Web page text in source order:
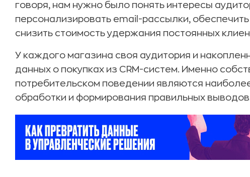
говоря, нам нужно было понять интересы
персонализировать email-рассылки,
снизить стоимость удержания постоянных
У каждого магазина своя аудитория и
данных о покупках из CRM-систем. Именно
потребительском поведении являются
обработки и формирования правильных